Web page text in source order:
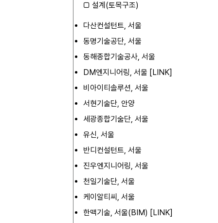
□ 설계(토목구조)
다산컨설턴트, 서울
동명기술공단, 서울
동해종합기술공사, 서울
DM엔지니어링, 서울 [LINK]
비아이티솔루션, 서울
서현기술단, 안양
세광종합기술단, 서울
유신, 서울
반디컨설턴트, 서울
진우엔지니어링, 서울
천일기술단, 서울
케이알티씨, 서울
한맥기술, 서울(BIM) [LINK]